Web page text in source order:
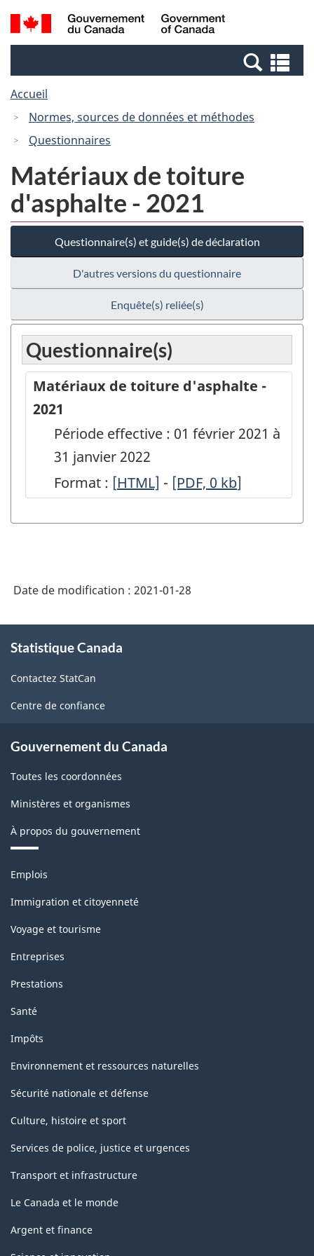
Passer
au
Passer
à
Canada
Recherche
et
et
Accueil
Normes, sources de données et méthodes
Questionnaires
Matériaux de toiture
d'asphalte - 2021
Questionnaire(s) et guide(s) de déclaration
D'autres versions du questionnaire
Enquête(s) reliée(s)
Questionnaire(s)
Matériaux de toiture d'asphalte -
2021
Période effective : 01 février 2021 à
31 janvier 2022
Format : [Matériaux
toiture
2021
-
HTML
HTML] - Matériaux
toiture
2021
-
[PDF, 0 kb]
Date de modification : 2021-01-28
propos
ce
site
Statistique Canada
Contactez StatCan
Centre de confiance
Gouvernement du Canada
Toutes les coordonnées
Ministères et organismes
À propos du gouvernement
Thèmes
sujets
Emplois
Immigration et citoyenneté
Voyage et tourisme
Entreprises
Prestations
Santé
Impôts
Environnement et ressources naturelles
Sécurité nationale et défense
Culture, histoire et sport
Services de police, justice et urgences
Transport et infrastructure
Le Canada et le monde
Argent et finance